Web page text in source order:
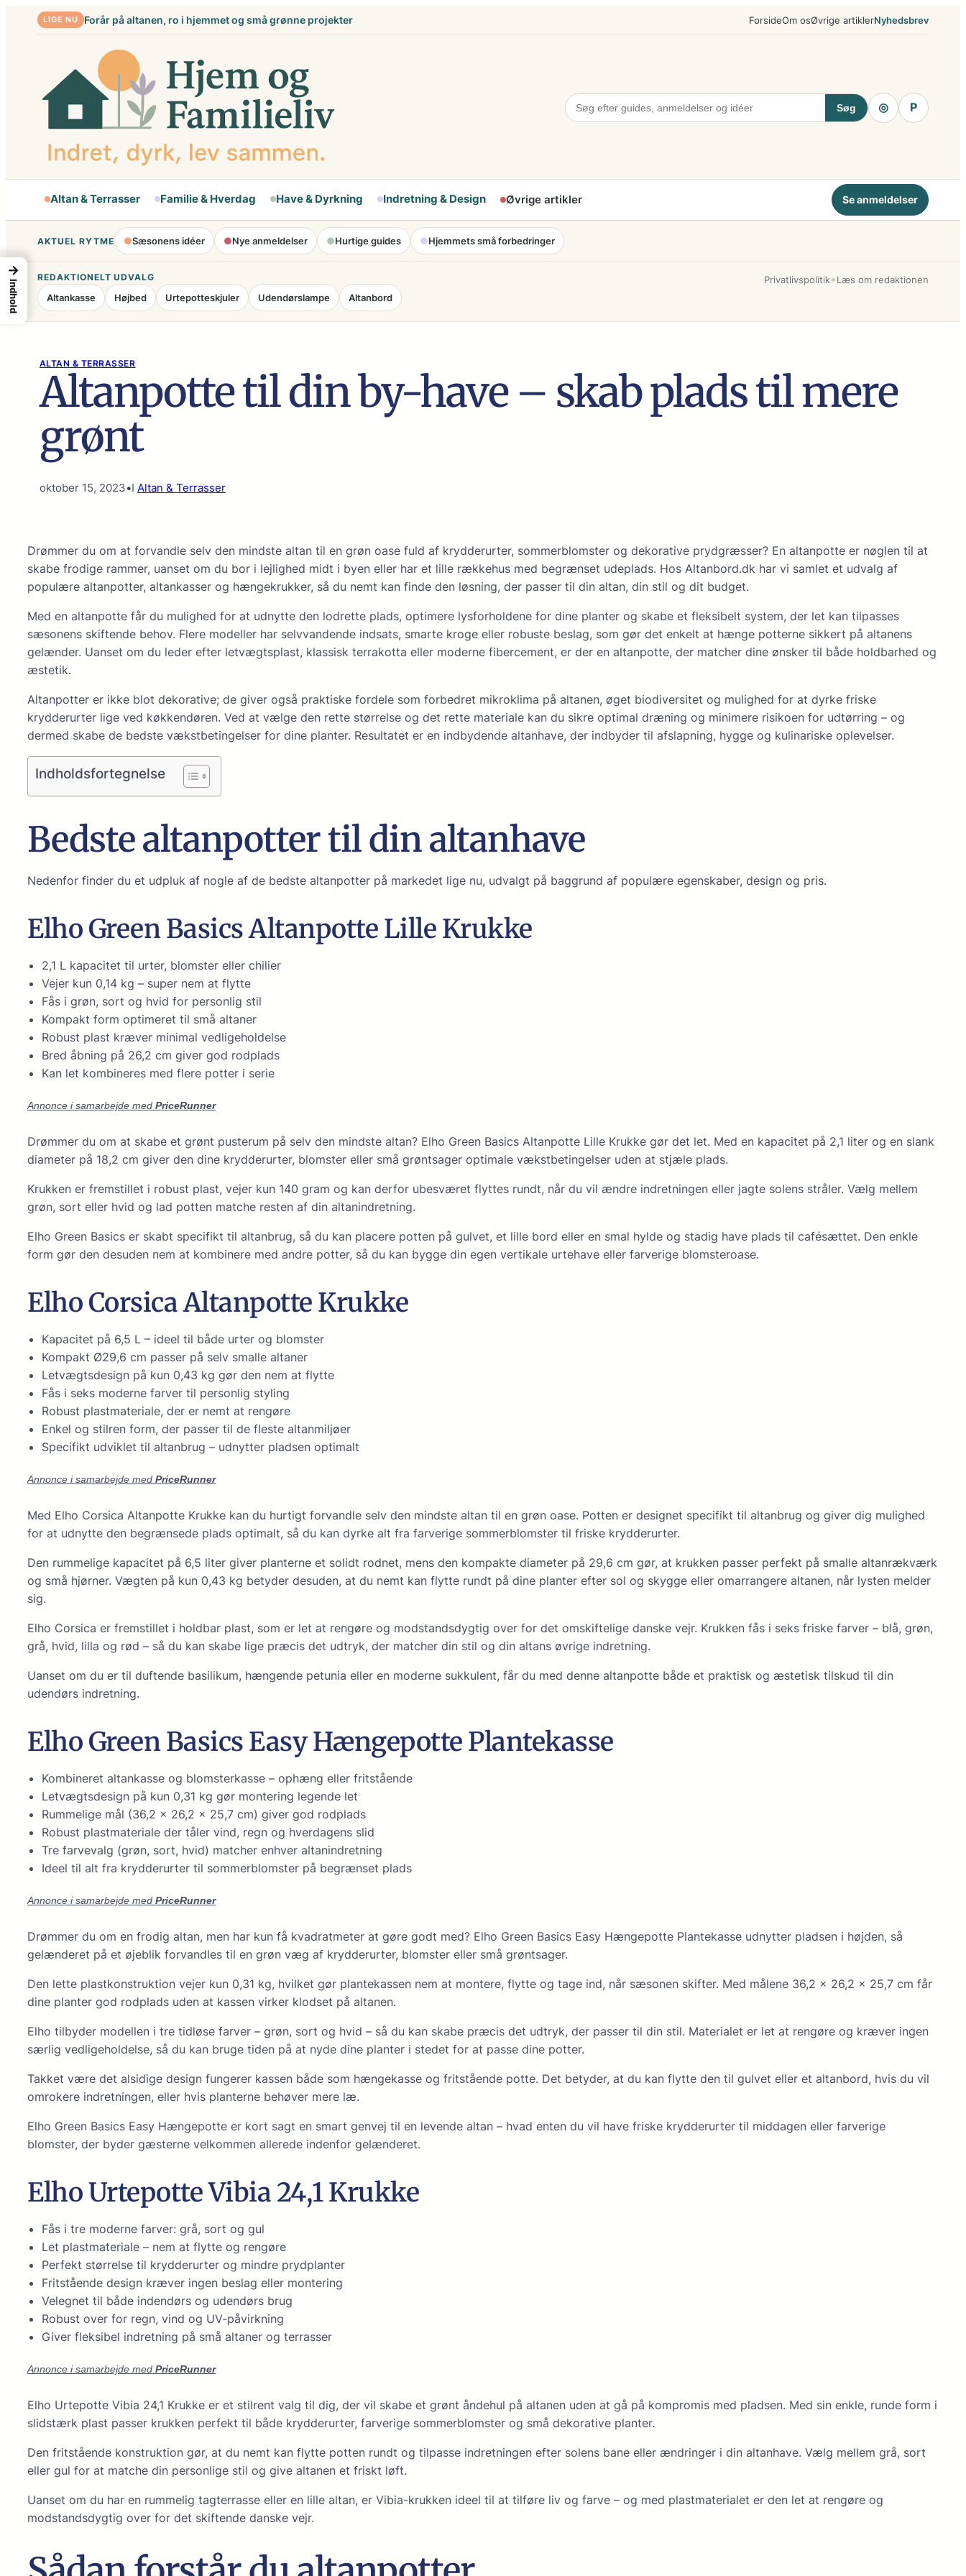
Spring LIGE NU Forår på altanen, ro i hjemmet og små grønne projekter ForsideOm osØvrige artiklerNyhedsbrev
Søg ◎ P
Altan & Terrasser Familie & Hverdag Have & Dyrkning Indretning & Design Øvrige artikler Se anmeldelser
AKTUEL RYTME ●Sæsonens idéer ●Nye anmeldelser ●Hurtige guides ●Hjemmets små forbedringer
REDAKTIONELT UDVALG
Altankasse Højbed Urtepotteskjuler Udendørslampe Altanbord
Privatlivspolitik•Læs om redaktionen
ALTAN & TERRASSER
Altanpotte til din by-have – skab plads til mere
grønt
oktober 15, 2023•I Altan & Terrasser
Drømmer du om at forvandle selv den mindste altan til en grøn oase fuld af krydderurter, sommerblomster og dekorative prydgræsser? En altanpotte er nøglen til at
skabe frodige rammer, uanset om du bor i lejlighed midt i byen eller har et lille rækkehus med begrænset udeplads. Hos Altanbord.dk har vi samlet et udvalg af
populære altanpotter, altankasser og hængekrukker, så du nemt kan finde den løsning, der passer til din altan, din stil og dit budget.
Med en altanpotte får du mulighed for at udnytte den lodrette plads, optimere lysforholdene for dine planter og skabe et fleksibelt system, der let kan tilpasses
sæsonens skiftende behov. Flere modeller har selvvandende indsats, smarte kroge eller robuste beslag, som gør det enkelt at hænge potterne sikkert på altanens
gelænder. Uanset om du leder efter letvægtsplast, klassisk terrakotta eller moderne fibercement, er der en altanpotte, der matcher dine ønsker til både holdbarhed og
æstetik.
Altanpotter er ikke blot dekorative; de giver også praktiske fordele som forbedret mikroklima på altanen, øget biodiversitet og mulighed for at dyrke friske
krydderurter lige ved køkkendøren. Ved at vælge den rette størrelse og det rette materiale kan du sikre optimal dræning og minimere risikoen for udtørring – og
dermed skabe de bedste vækstbetingelser for dine planter. Resultatet er en indbydende altanhave, der indbyder til afslapning, hygge og kulinariske oplevelser.
Indholdsfortegnelse
Bedste altanpotter til din altanhave
Nedenfor finder du et udpluk af nogle af de bedste altanpotter på markedet lige nu, udvalgt på baggrund af populære egenskaber, design og pris.
Elho Green Basics Altanpotte Lille Krukke
2,1 L kapacitet til urter, blomster eller chilier
Vejer kun 0,14 kg – super nem at flytte
Fås i grøn, sort og hvid for personlig stil
Kompakt form optimeret til små altaner
Robust plast kræver minimal vedligeholdelse
Bred åbning på 26,2 cm giver god rodplads
Kan let kombineres med flere potter i serie
Annonce i samarbejde med PriceRunner
Drømmer du om at skabe et grønt pusterum på selv den mindste altan? Elho Green Basics Altanpotte Lille Krukke gør det let. Med en kapacitet på 2,1 liter og en slank
diameter på 18,2 cm giver den dine krydderurter, blomster eller små grøntsager optimale vækstbetingelser uden at stjæle plads.
Krukken er fremstillet i robust plast, vejer kun 140 gram og kan derfor ubesværet flyttes rundt, når du vil ændre indretningen eller jagte solens stråler. Vælg mellem
grøn, sort eller hvid og lad potten matche resten af din altanindretning.
Elho Green Basics er skabt specifikt til altanbrug, så du kan placere potten på gulvet, et lille bord eller en smal hylde og stadig have plads til cafésættet. Den enkle
form gør den desuden nem at kombinere med andre potter, så du kan bygge din egen vertikale urtehave eller farverige blomsteroase.
Elho Corsica Altanpotte Krukke
Kapacitet på 6,5 L – ideel til både urter og blomster
Kompakt Ø29,6 cm passer på selv smalle altaner
Letvægtsdesign på kun 0,43 kg gør den nem at flytte
Fås i seks moderne farver til personlig styling
Robust plastmateriale, der er nemt at rengøre
Enkel og stilren form, der passer til de fleste altanmiljøer
Specifikt udviklet til altanbrug – udnytter pladsen optimalt
Annonce i samarbejde med PriceRunner
Med Elho Corsica Altanpotte Krukke kan du hurtigt forvandle selv den mindste altan til en grøn oase. Potten er designet specifikt til altanbrug og giver dig mulighed
for at udnytte den begrænsede plads optimalt, så du kan dyrke alt fra farverige sommerblomster til friske krydderurter.
Den rummelige kapacitet på 6,5 liter giver planterne et solidt rodnet, mens den kompakte diameter på 29,6 cm gør, at krukken passer perfekt på smalle altanrækværk
og små hjørner. Vægten på kun 0,43 kg betyder desuden, at du nemt kan flytte rundt på dine planter efter sol og skygge eller omarrangere altanen, når lysten melder
sig.
Elho Corsica er fremstillet i holdbar plast, som er let at rengøre og modstandsdygtig over for det omskiftelige danske vejr. Krukken fås i seks friske farver – blå, grøn,
grå, hvid, lilla og rød – så du kan skabe lige præcis det udtryk, der matcher din stil og din altans øvrige indretning.
Uanset om du er til duftende basilikum, hængende petunia eller en moderne sukkulent, får du med denne altanpotte både et praktisk og æstetisk tilskud til din
udendørs indretning.
Elho Green Basics Easy Hængepotte Plantekasse
Kombineret altankasse og blomsterkasse – ophæng eller fritstående
Letvægtsdesign på kun 0,31 kg gør montering legende let
Rummelige mål (36,2 × 26,2 × 25,7 cm) giver god rodplads
Robust plastmateriale der tåler vind, regn og hverdagens slid
Tre farvevalg (grøn, sort, hvid) matcher enhver altanindretning
Ideel til alt fra krydderurter til sommerblomster på begrænset plads
Annonce i samarbejde med PriceRunner
Drømmer du om en frodig altan, men har kun få kvadratmeter at gøre godt med? Elho Green Basics Easy Hængepotte Plantekasse udnytter pladsen i højden, så
gelænderet på et øjeblik forvandles til en grøn væg af krydderurter, blomster eller små grøntsager.
Den lette plastkonstruktion vejer kun 0,31 kg, hvilket gør plantekassen nem at montere, flytte og tage ind, når sæsonen skifter. Med målene 36,2 × 26,2 × 25,7 cm får
dine planter god rodplads uden at kassen virker klodset på altanen.
Elho tilbyder modellen i tre tidløse farver – grøn, sort og hvid – så du kan skabe præcis det udtryk, der passer til din stil. Materialet er let at rengøre og kræver ingen
særlig vedligeholdelse, så du kan bruge tiden på at nyde dine planter i stedet for at passe dine potter.
Takket være det alsidige design fungerer kassen både som hængekasse og fritstående potte. Det betyder, at du kan flytte den til gulvet eller et altanbord, hvis du vil
omrokere indretningen, eller hvis planterne behøver mere læ.
Elho Green Basics Easy Hængepotte er kort sagt en smart genvej til en levende altan – hvad enten du vil have friske krydderurter til middagen eller farverige
blomster, der byder gæsterne velkommen allerede indenfor gelænderet.
Elho Urtepotte Vibia 24,1 Krukke
Fås i tre moderne farver: grå, sort og gul
Let plastmateriale – nem at flytte og rengøre
Perfekt størrelse til krydderurter og mindre prydplanter
Fritstående design kræver ingen beslag eller montering
Velegnet til både indendørs og udendørs brug
Robust over for regn, vind og UV-påvirkning
Giver fleksibel indretning på små altaner og terrasser
Annonce i samarbejde med PriceRunner
Elho Urtepotte Vibia 24,1 Krukke er et stilrent valg til dig, der vil skabe et grønt åndehul på altanen uden at gå på kompromis med pladsen. Med sin enkle, runde form i
slidstærk plast passer krukken perfekt til både krydderurter, farverige sommerblomster og små dekorative planter.
Den fritstående konstruktion gør, at du nemt kan flytte potten rundt og tilpasse indretningen efter solens bane eller ændringer i din altanhave. Vælg mellem grå, sort
eller gul for at matche din personlige stil og give altanen et friskt løft.
Uanset om du har en rummelig tagterrasse eller en lille altan, er Vibia-krukken ideel til at tilføre liv og farve – og med plastmaterialet er den let at rengøre og
modstandsdygtig over for det skiftende danske vejr.
→
Indhold